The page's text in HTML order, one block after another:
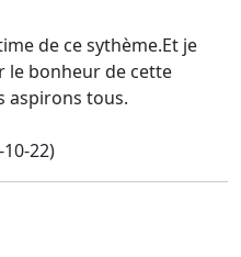
de ce sythème.Et je
le bonheur de cette
aspirons tous.
22)